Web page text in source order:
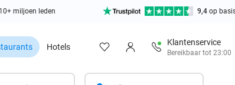
10+ miljoen leden 9,4 op
Hotels
Klantenservice
Bereikbaar tot 23:00